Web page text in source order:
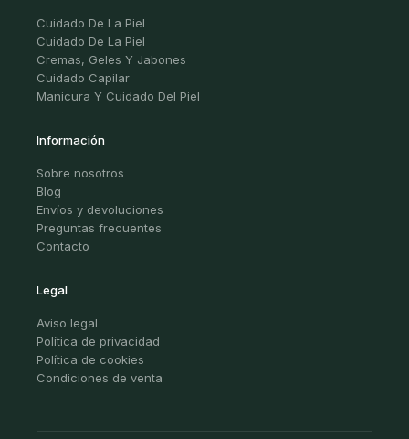
Cuidado De La Piel
Cuidado De La Piel
Cremas, Geles Y Jabones
Cuidado Capilar
Manicura Y Cuidado Del Piel
Información
Sobre nosotros
Blog
Envíos y devoluciones
Preguntas frecuentes
Contacto
Legal
Aviso legal
Política de privacidad
Política de cookies
Condiciones de venta